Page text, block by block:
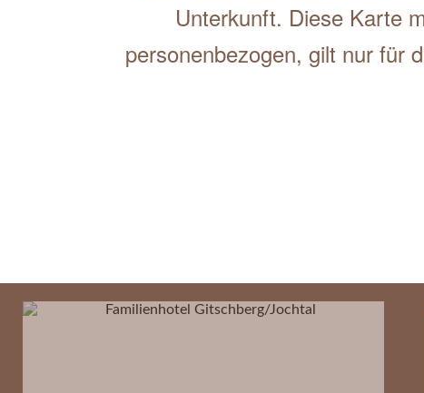
Unterkunft. Diese Karte
personenbezogen, gilt nur für